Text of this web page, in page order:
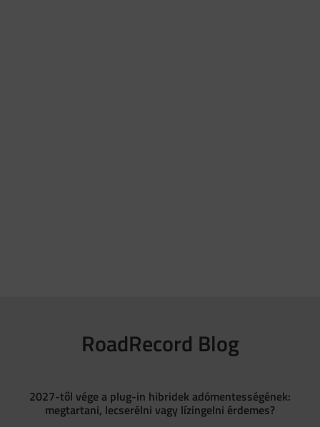
RoadRecord Blog
2027-től vége a plug-in hibridek adómentességének:
megtartani, lecserélni vagy lízingelni érdemes?